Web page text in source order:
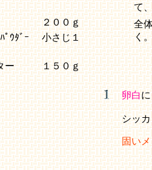
２００ｇ
ﾟｳﾀﾞｰ
小さじ１
ー １５０ｇ
て
全
く
卵白に
シッ
固い